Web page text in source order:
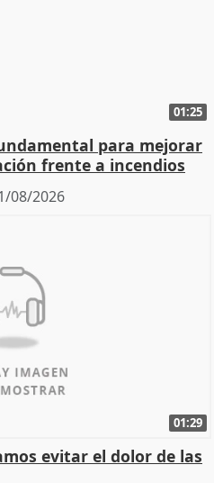
01:25
para mejorar
frente a incendios
08/2026
01:29
evitar el dolor de las